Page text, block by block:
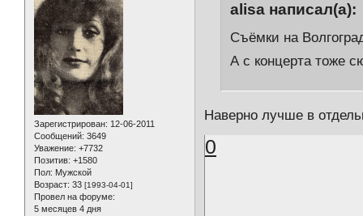
Зарегистрирован: 12-06-2011
Сообщений: 3649
Уважение: +7732
Позитив: +1580
Пол: Мужской
Возраст: 33 [1993-04-01]
Провел на форуме:
5 месяцев 4 дня
alisa написал(а):
Съёмки на
А с концерта тоже
Наверно лучше в
0